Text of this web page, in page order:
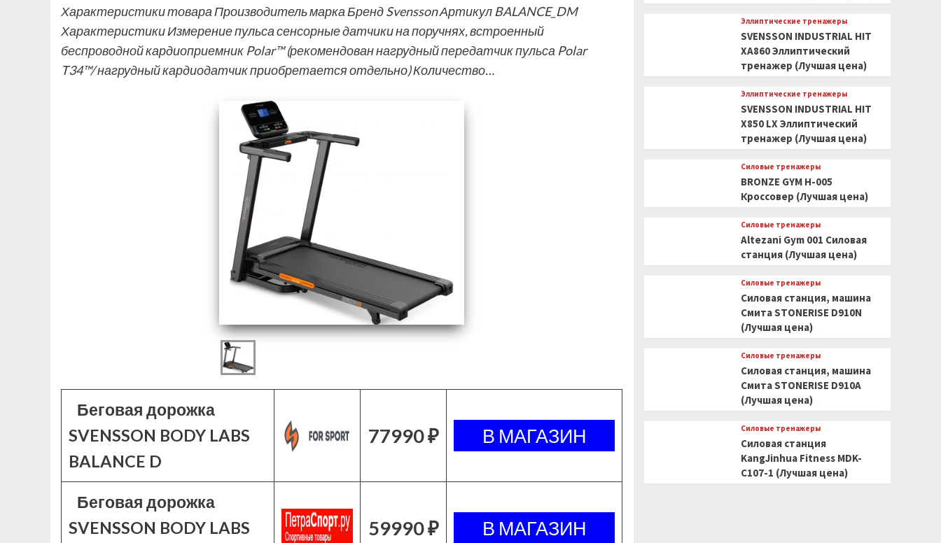
Характеристики товара Производитель марка Бренд Svensson Артикул BALANCE_DM
Характеристики Измерение пульса сенсорные датчики на поручнях, встроенный
беспроводной кардиоприемник Polar™ (рекомендован нагрудный передатчик пульса Polar
T34™/ нагрудный кардиодатчик приобретается отдельно) Количество…
Беговая дорожка
SVENSSON BODY LABS
BALANCE D
77990 ₽
Беговая дорожка
SVENSSON BODY LABS
59990 ₽
Эллиптические тренажеры
SVENSSON INDUSTRIAL HIT
XA860 Эллиптический
тренажер (Лучшая цена)
Эллиптические тренажеры
SVENSSON INDUSTRIAL HIT
X850 LX Эллиптический
тренажер (Лучшая цена)
Силовые тренажеры
BRONZE GYM H-005
Кроссовер (Лучшая цена)
Силовые тренажеры
Altezani Gym 001 Силовая
станция (Лучшая цена)
Силовые тренажеры
Силовая станция, машина
Смита STONERISE D910N
(Лучшая цена)
Силовые тренажеры
Силовая станция, машина
Смита STONERISE D910A
(Лучшая цена)
Силовые тренажеры
Силовая станция
KangJinhua Fitness MDK-
C107-1 (Лучшая цена)